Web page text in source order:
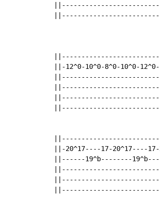
||-12^0-10^0-8^0-10^0-
||-20^17----17-20^17----
||------19^b--------